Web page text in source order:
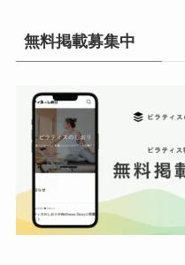
イ
ブ
無料掲載募集中